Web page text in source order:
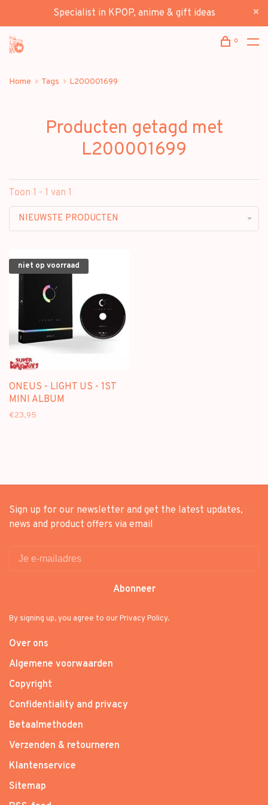
Specialist in KPOP, anime & gift ideas
0
Home Tags L200001699
Producten getagd met
L200001699
Toon 1 - 1 van 1
NIEUWSTE PRODUCTEN
niet op voorraad
ONEUS - LIGHT US - 1ST
MINI ALBUM
€23,95
Sign up for our newsletter and get the latest updates,
news and product offers via email
Abonneer
By signing up, you agree to our Privacy Policy.
Over ons
Algemene voorwaarden
Copyright
Confidentiality and privacy
Betaalmethoden
Verzenden & retourneren
Klantenservice
Sitemap